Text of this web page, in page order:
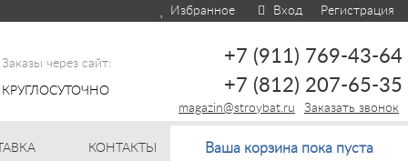
Избранное Вход Регистрация
Заказы через сайт:
КРУГЛОСУТОЧНО
+7 (911) 769-43-64
+7 (812) 207-65-35
Заказать звонок
magazin@stroybat.ru
КОНТАКТЫ Ваша корзина пока пуста